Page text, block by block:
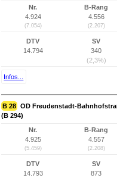
Nr.
4.924
(7.054)
B-Rang
4.556
(2.207)
DTV
14.794
SV
340
(2,3%)
Infos...
B 28 OD Freudenstadt-
(B 294)
Nr.
4.925
(5.459)
B-Rang
4.557
(2.208)
DTV
14.793
SV
873